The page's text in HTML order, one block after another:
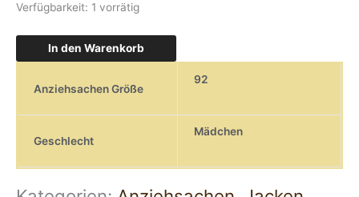
Verfügbarkeit: 1 vorrätig
In den Warenkorb
Anziehsachen Größe
92
Geschlecht
Mädchen